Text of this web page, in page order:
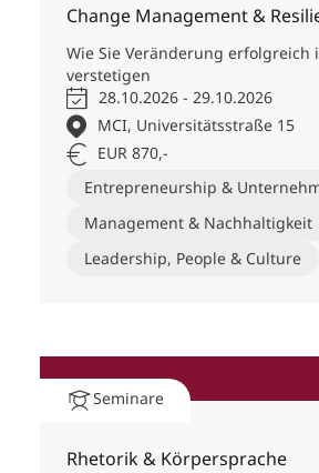
Change Management &
Wie Sie Veränderung
verstetigen
28.10.2026 - 29.10.2026
MCI, Universitätsstraße 15
EUR 870,-
Entrepreneurship &
Management & Nachhaltigkeit
Leadership, People & Culture
Seminare
Rhetorik & Körpersprache